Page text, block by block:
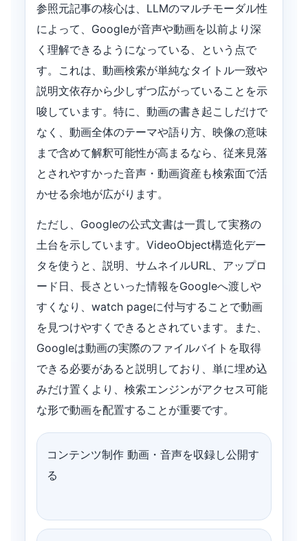
参照元記事の核心は、LLMのマルチモーダル性
によって、Googleが音声や動画を以前より深
く理解できるようになっている、という点で
す。これは、動画検索が単純なタイトル一致や
説明文依存から少しずつ広がっていることを示
唆しています。特に、動画の書き起こしだけで
なく、動画全体のテーマや語り方、映像の意味
まで含めて解釈可能性が高まるなら、従来見落
とされやすかった音声・動画資産も検索面で活
かせる余地が広がります。
ただし、Googleの公式文書は一貫して実務の
土台を示しています。VideoObject構造化デー
タを使うと、説明、サムネイルURL、アップロ
ード日、長さといった情報をGoogleへ渡しや
すくなり、watch pageに付与することで動画
を見つけやすくできるとされています。また、
Googleは動画の実際のファイルバイトを取得
できる必要があると説明しており、単に埋め込
みだけ置くより、検索エンジンがアクセス可能
な形で動画を配置することが重要です。
コンテンツ制作 動画・音声を収録し公開す
る